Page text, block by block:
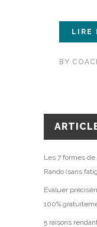
LIRE
BY
Les 7 formes
Rando (sans
Évaluer
100%
5 raisons